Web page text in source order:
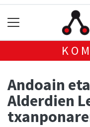
Andoain
Alderdien